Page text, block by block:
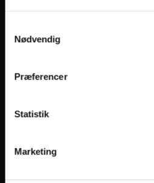
Nødvendig
Præferencer
Statistik
Marketing